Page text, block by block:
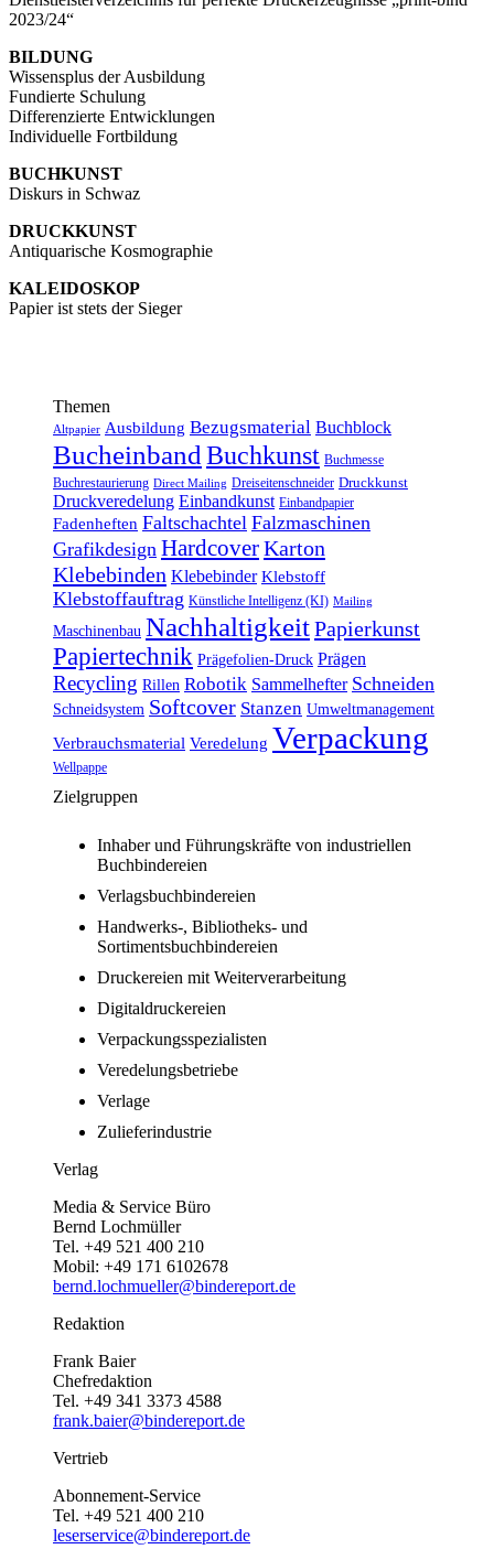
2023/24“
BILDUNG
Wissensplus der Ausbildung
Fundierte Schulung
Differenzierte Entwicklungen
Individuelle Fortbildung
BUCHKUNST
Diskurs in Schwaz
DRUCKKUNST
Antiquarische Kosmographie
KALEIDOSKOP
Papier ist stets der Sieger
Themen
Altpapier Ausbildung Bezugsmaterial Buchblock
BucheinbandBuchkunst Buchmesse
Buchrestaurierung Direct Mailing Dreiseitenschneider Druckkunst
Druckveredelung Einbandkunst Einbandpapier
Fadenheften Faltschachtel Falzmaschinen
Grafikdesign HardcoverKarton
Klebebinden Klebebinder Klebstoff
Klebstoffauftrag Künstliche Intelligenz (KI) Mailing
Maschinenbau NachhaltigkeitPapierkunst
Papiertechnik Prägefolien-Druck Prägen
Recycling Rillen Robotik Sammelhefter Schneiden
Schneidsystem Softcover Stanzen Umweltmanagement
Verbrauchsmaterial Veredelung Verpackung
Wellpappe
Zielgruppen
Inhaber und Führungskräfte von industriellen
Buchbindereien
Verlagsbuchbindereien
Handwerks-, Bibliotheks- und
Sortimentsbuchbindereien
Druckereien mit Weiterverarbeitung
Digitaldruckereien
Verpackungsspezialisten
Veredelungsbetriebe
Verlage
Zulieferindustrie
Verlag
Media & Service Büro
Bernd Lochmüller
Tel. +49 521 400 210
Mobil: +49 171 6102678
bernd.lochmueller@bindereport.de
Redaktion
Frank Baier
Chefredaktion
Tel. +49 341 3373 4588
frank.baier@bindereport.de
Vertrieb
Abonnement-Service
Tel. +49 521 400 210
leserservice@bindereport.de